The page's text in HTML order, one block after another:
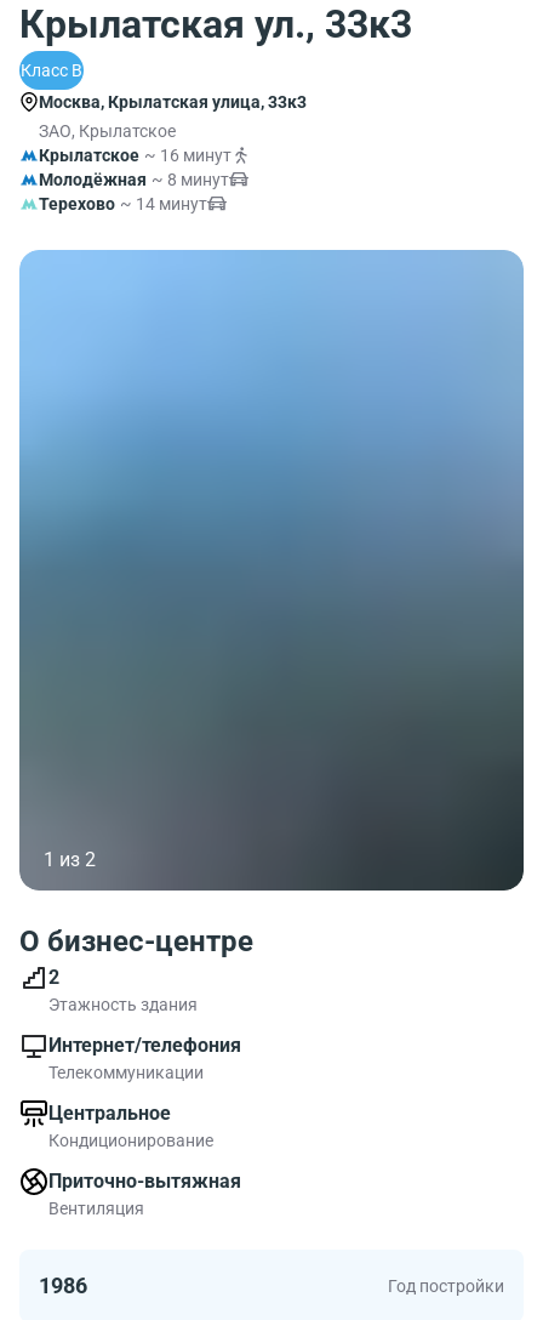
Крылатская ул., 33к3
Класс B
Москва, Крылатская улица, 33к3
ЗАО, Крылатское
Крылатское ~ 16 минут
Молодёжная ~ 8 минут
Терехово ~ 14 минут
1 из 2
О бизнес-центре
2
Этажность здания
Интернет/телефония
Телекоммуникации
Центральное
Кондиционирование
Приточно-вытяжная
Вентиляция
1986 Год постройки